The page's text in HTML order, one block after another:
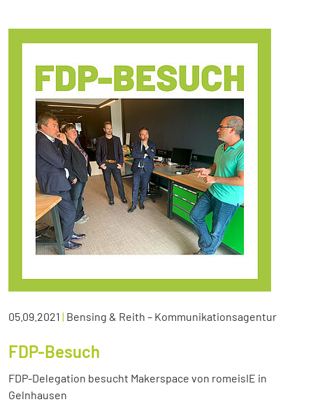
05.09.2021 | Bensing & Reith – Kommunikationsagentur
FDP-Besuch
FDP-Delegation besucht Makerspace von romeisIE in
Gelnhausen